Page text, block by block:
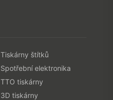
Tiskárny štítků
Spotřební elektronika
TTO tiskárny
3D tiskárny